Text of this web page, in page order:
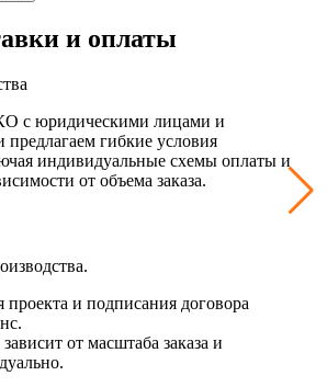
и оплаты
с юридическими лицами и
гибкие условия
индивидуальные схемы оплаты и
от объема заказа.
проекта и подписания договора
от масштаба заказа и